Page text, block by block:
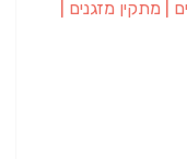
| מתקין מזגנים |